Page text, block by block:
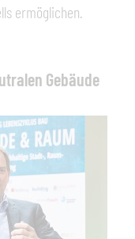
ermöglichen.
Gebäude